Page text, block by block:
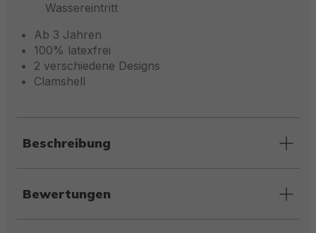
Wassereintritt
Ab 3 Jahren
100% latexfrei
2 verschiedene Designs
Clamshell
Beschreibung
Bewertungen